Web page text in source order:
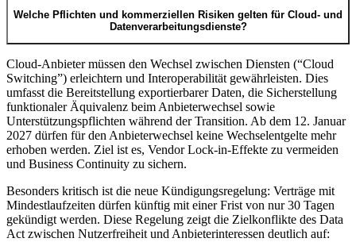
Welche Pflichten und kommerziellen Risiken gelten für Cloud- und
Datenverarbeitungsdienste?
Cloud-Anbieter müssen den Wechsel zwischen Diensten (“Cloud
Switching”) erleichtern und Interoperabilität gewährleisten. Dies
umfasst die Bereitstellung exportierbarer Daten, die Sicherstellung
funktionaler Äquivalenz beim Anbieterwechsel sowie
Unterstützungspflichten während der Transition. Ab dem 12. Januar
2027 dürfen für den Anbieterwechsel keine Wechselentgelte mehr
erhoben werden. Ziel ist es, Vendor Lock-in-Effekte zu vermeiden
und Business Continuity zu sichern.
Besonders kritisch ist die neue Kündigungsregelung: Verträge mit
Mindestlaufzeiten dürfen künftig mit einer Frist von nur 30 Tagen
gekündigt werden. Diese Regelung zeigt die Zielkonflikte des Data
Act zwischen Nutzerfreiheit und Anbieterinteressen deutlich auf: